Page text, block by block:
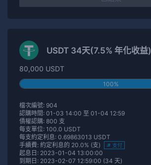
USDT 34天(7.5% 年化收益)
80,000 USDT
100%
檔次編號: 904
認購時間: 01-03 14:00 至 01-04 12:59
債權認購: 800 支
每支單位: 100.0 USDT
每支約定利息: 0.69863013 USDT
手續費: 約定利息的 20.0% (支)
支付
起息日: 2023-01-04 13:00:00
到期日: 2023-02-07 12:59:00 (34 天)